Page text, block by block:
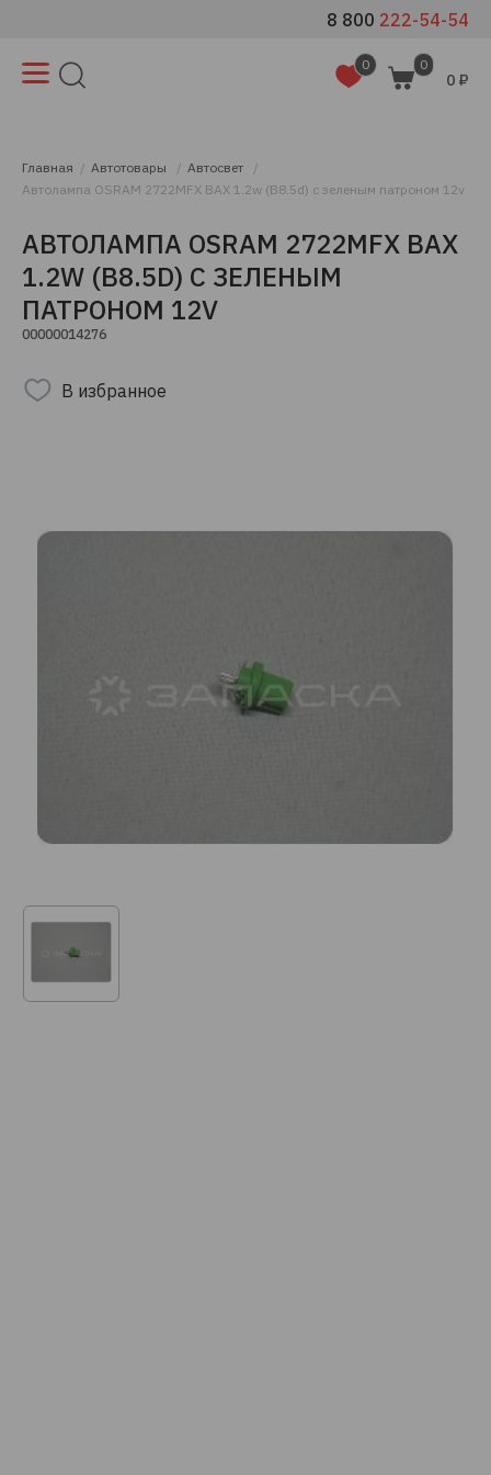
8 800 222-54-54
0 0
0 ₽
Главная Автотовары
Автосвет
Автолампа OSRAM 2722MFХ BAX 1.2w (B8.5d) c зеленым патроном 12v
АВТОЛАМПА OSRAM 2722MFХ BAX
1.2W (B8.5D) C ЗЕЛЕНЫМ
ПАТРОНОМ 12V
00000014276
В избранное